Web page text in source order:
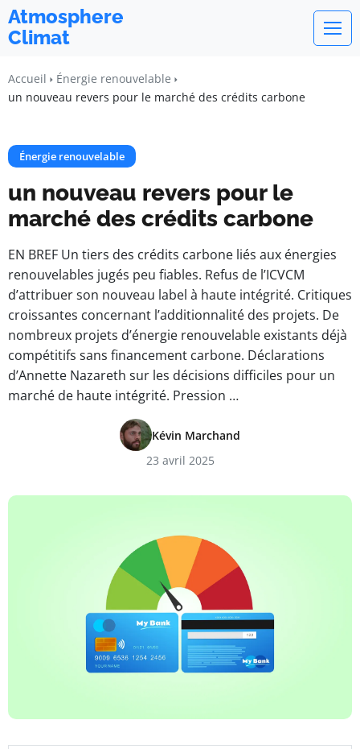
Atmosphere
Climat
Accueil
Énergie renouvelable
un nouveau revers pour le marché des crédits carbone
Énergie renouvelable
un nouveau revers pour le
marché des crédits carbone
EN BREF Un tiers des crédits carbone liés aux énergies
renouvelables jugés peu fiables. Refus de l’ICVCM
d’attribuer son nouveau label à haute intégrité. Critiques
croissantes concernant l’additionnalité des projets. De
nombreux projets d’énergie renouvelable existants déjà
compétitifs sans financement carbone. Déclarations
d’Annette Nazareth sur les décisions difficiles pour un
marché de haute intégrité. Pression …
Kévin Marchand
23 avril 2025